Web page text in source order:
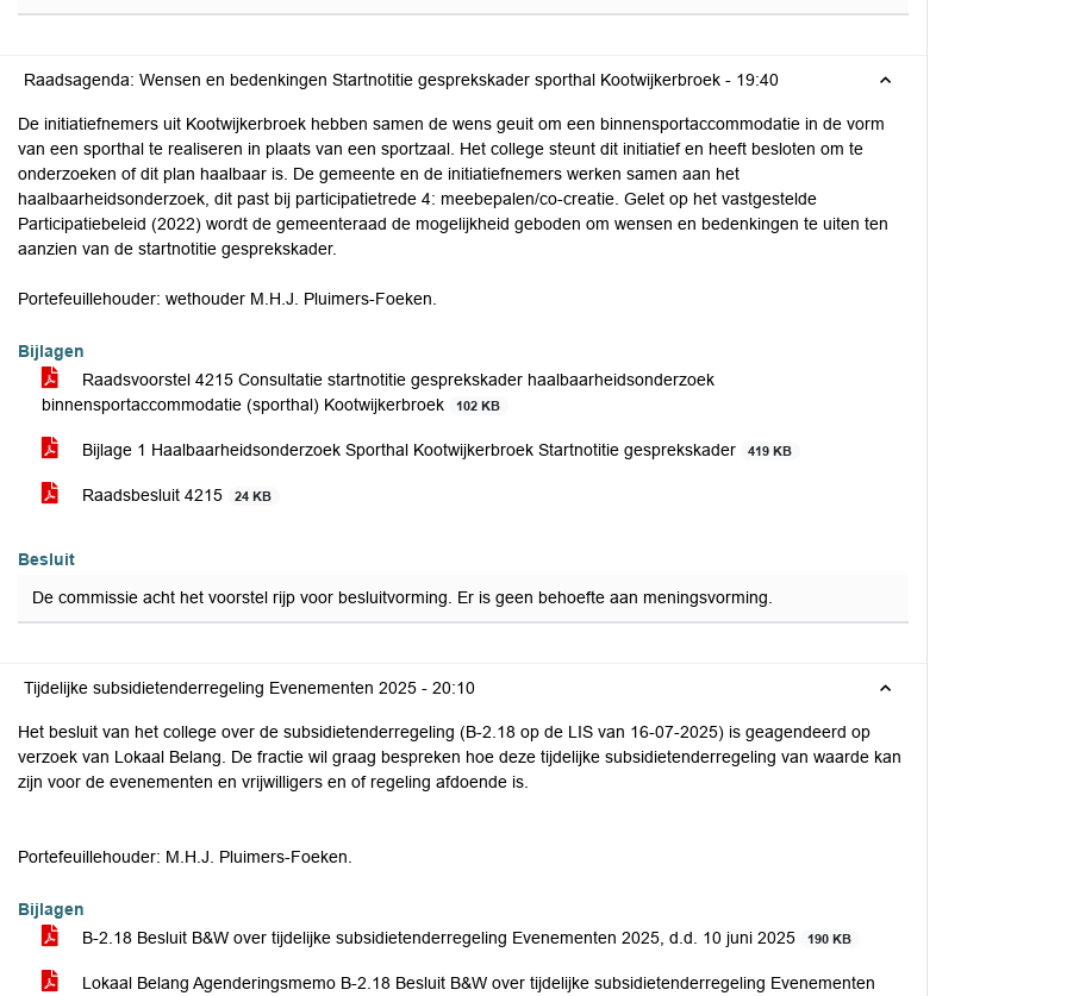
Raadsagenda: Wensen en bedenkingen Startnotitie gesprekskader sporthal Kootwijkerbroek - 19:40
De initiatiefnemers uit Kootwijkerbroek hebben samen de wens geuit om een binnensportaccommodatie in de vorm
van een sporthal te realiseren in plaats van een sportzaal. Het college steunt dit initiatief en heeft besloten om te
onderzoeken of dit plan haalbaar is. De gemeente en de initiatiefnemers werken samen aan het
haalbaarheidsonderzoek, dit past bij participatietrede 4: meebepalen/co-creatie. Gelet op het vastgestelde
Participatiebeleid (2022) wordt de gemeenteraad de mogelijkheid geboden om wensen en bedenkingen te uiten ten
aanzien van de startnotitie gesprekskader.
Portefeuillehouder: wethouder M.H.J. Pluimers-Foeken.
Bijlagen
Raadsvoorstel 4215 Consultatie startnotitie gesprekskader haalbaarheidsonderzoek
binnensportaccommodatie (sporthal) Kootwijkerbroek
102 KB
Bijlage 1 Haalbaarheidsonderzoek Sporthal Kootwijkerbroek Startnotitie gesprekskader 419 KB
Raadsbesluit 4215 24 KB
Besluit
De commissie acht het voorstel rijp voor besluitvorming. Er is geen behoefte aan meningsvorming.
Tijdelijke subsidietenderregeling Evenementen 2025 - 20:10
Het besluit van het college over de subsidietenderregeling (B-2.18 op de LIS van 16-07-2025) is geagendeerd op
verzoek van Lokaal Belang. De fractie wil graag bespreken hoe deze tijdelijke subsidietenderregeling van waarde kan
zijn voor de evenementen en vrijwilligers en of regeling afdoende is.
Portefeuillehouder: M.H.J. Pluimers-Foeken.
Bijlagen
B-2.18 Besluit B&W over tijdelijke subsidietenderregeling Evenementen 2025, d.d. 10 juni 2025
190 KB
Lokaal Belang Agenderingsmemo B-2.18 Besluit B&W over tijdelijke subsidietenderregeling Evenementen